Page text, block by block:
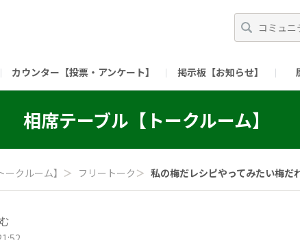
カウンター【投票・アンケート】 掲示板【お知らせ】
（リンク）ピックルスコーポレーションHP （リンク）
相席テーブル【トークルーム】
クルーム】 ＞ フリートーク ＞ 私の梅だレシピやってみたい梅だ